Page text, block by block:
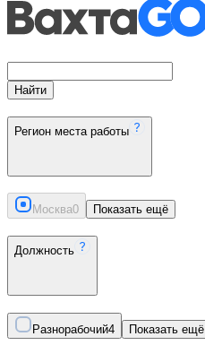
Найти
Регион места работы
Москва0 Показать ещё
Должность
Разнорабочий4 Показать ещё